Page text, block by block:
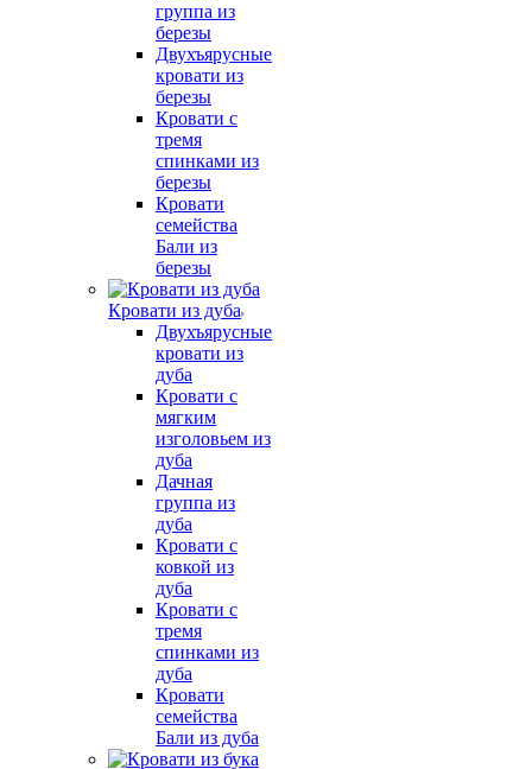
группа из
березы
Двухъярусные
кровати из
березы
Кровати с
тремя
спинками из
березы
Кровати
семейства
Бали из
березы
Кровати из дуба
Двухъярусные
кровати из
дуба
Кровати с
мягким
изголовьем из
дуба
Дачная
группа из
дуба
Кровати с
ковкой из
дуба
Кровати с
тремя
спинками из
дуба
Кровати
семейства
Бали из дуба